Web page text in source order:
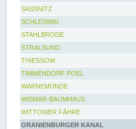
SASSNITZ
SCHLESWIG
STAHLBRODE
STRALSUND
THIESSOW
TIMMENDORF POEL
WARNEMÜNDE
WISMAR-BAUMHAUS
WITTOWER FÄHRE
ORANIENBURGER KANAL